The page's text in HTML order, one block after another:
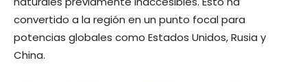
convertido a la región en un punto focal para
potencias globales como Estados Unidos, Rusia y
China.